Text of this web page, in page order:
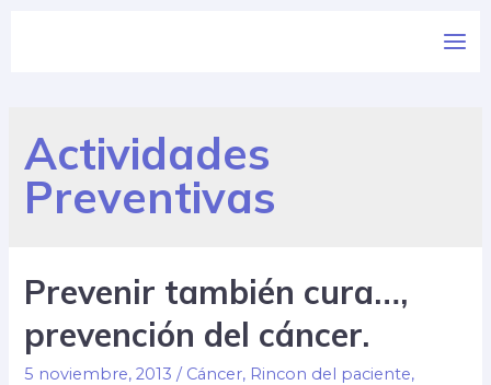
Actividades
Preventivas
Prevenir también cura…,
prevención del cáncer.
5 noviembre, 2013 / Cáncer, Rincon del paciente,